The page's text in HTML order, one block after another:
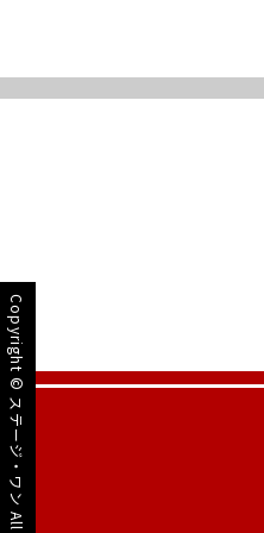
Copyright ©
ステージ・ワン